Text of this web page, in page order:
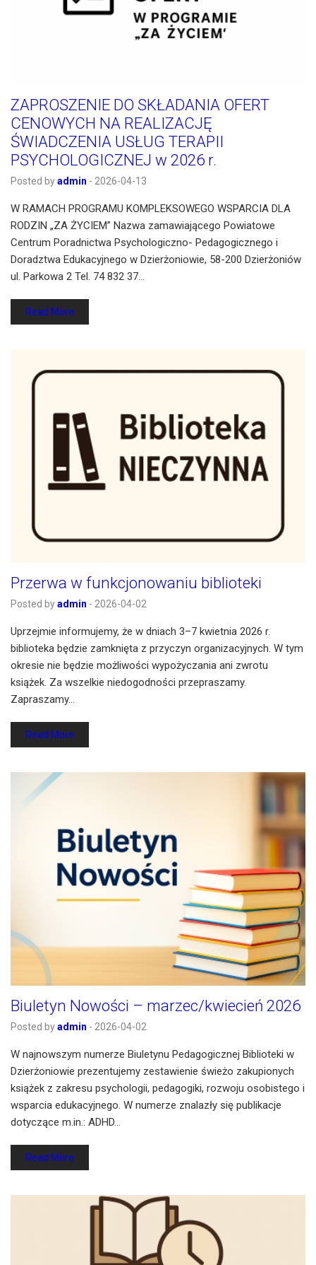
ZAPROSZENIE DO SKŁADANIA OFERT
CENOWYCH NA REALIZACJĘ
ŚWIADCZENIA USŁUG TERAPII
PSYCHOLOGICZNEJ w 2026 r.
Posted byadmin - 2026-04-13
W RAMACH PROGRAMU KOMPLEKSOWEGO WSPARCIA DLA
RODZIN „ZA ŻYCIEM” Nazwa zamawiającego Powiatowe
Centrum Poradnictwa Psychologiczno- Pedagogicznego i
Doradztwa Edukacyjnego w Dzierżoniowie, 58-200 Dzierżoniów
ul. Parkowa 2 Tel. 74 832 37…
Read More
Przerwa w funkcjonowaniu biblioteki
Posted byadmin - 2026-04-02
Uprzejmie informujemy, że w dniach 3–7 kwietnia 2026 r.
biblioteka będzie zamknięta z przyczyn organizacyjnych. W tym
okresie nie będzie możliwości wypożyczania ani zwrotu
książek. Za wszelkie niedogodności przepraszamy.
Zapraszamy…
Read More
Biuletyn Nowości – marzec/kwiecień 2026
Posted byadmin - 2026-04-02
W najnowszym numerze Biuletynu Pedagogicznej Biblioteki w
Dzierżoniowie prezentujemy zestawienie świeżo zakupionych
książek z zakresu psychologii, pedagogiki, rozwoju osobistego i
wsparcia edukacyjnego. W numerze znalazły się publikacje
dotyczące m.in.: ADHD…
Read More